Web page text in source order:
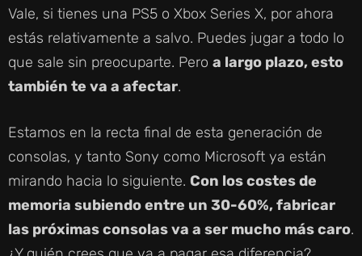
Vale, si tienes una PS5 o Xbox Series X, por ahora
estás relativamente a salvo. Puedes jugar a todo lo
que sale sin preocuparte. Pero a largo plazo, esto
también te va a afectar.
Estamos en la recta final de esta generación de
consolas, y tanto Sony como Microsoft ya están
mirando hacia lo siguiente. Con los costes de
memoria subiendo entre un 30-60%, fabricar
las próximas consolas va a ser mucho más caro.